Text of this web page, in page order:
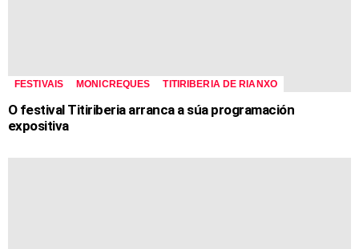
FESTIVAIS MONICREQUES TITIRIBERIA DE RIANXO
O festival Titiriberia arranca a súa programación
expositiva